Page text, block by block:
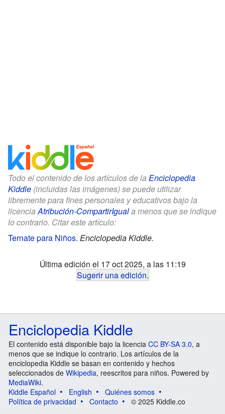
Todo el contenido de los artículos de la Enciclopedia
Kiddle (incluidas las imágenes) se puede utilizar
libremente para fines personales y educativos bajo la
licenciaAtribución-CompartirIguala menos que se indique
lo contrario. Citar este artículo:
Ternate para Niños. Enciclopedia Kiddle.
Última edición el 17 oct 2025, a las 11:19
Sugerir una edición.
Enciclopedia Kiddle
El contenido está disponible bajo la licencia CC BY-SA 3.0, a
menos que se indique lo contrario. Los artículos de la
enciclopedia Kiddle se basan en contenido y hechos
seleccionados de Wikipedia, reescritos para niños. Powered by
MediaWiki.
Kiddle Español
English
Quiénes somos
Política de privacidad
Contacto © 2025 Kiddle.co